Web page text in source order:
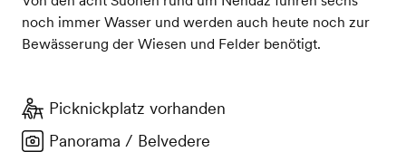
noch immer Wasser und werden auch heute noch zur
Bewässerung der Wiesen und Felder benötigt.
Picknickplatz vorhanden
Panorama / Belvedere